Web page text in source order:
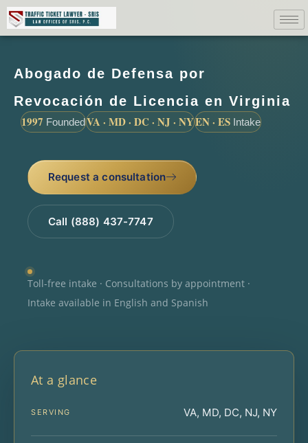
Abogado de Defensa por
Revocación de Licencia en Virginia
1997 FoundedVA · MD · DC · NJ · NYEN · ES Intake
Request a consultation
Call (888) 437-7747
Toll-free intake · Consultations by appointment ·
Intake available in English and Spanish
At a glance
SERVING VA, MD, DC, NJ, NY